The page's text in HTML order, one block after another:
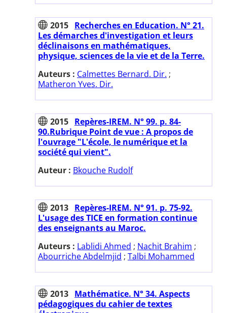
2015 Recherches en Education. N° 21.
Les démarches d'investigation et leurs
déclinaisons en mathématiques,
physique, sciences de la vie et de la Terre.
Auteurs : Calmettes Bernard. Dir. ;
Matheron Yves. Dir.
2015 Repères-IREM. N° 99. p. 84-
90.Rubrique Point de vue : A propos de
l'ouvrage "L'école, le numérique et la
société qui vient".
Auteur : Bkouche Rudolf
2013 Repères-IREM. N° 91. p. 75-92.
L'usage des TICE en formation continue
des enseignants au Maroc.
Auteurs : Lablidi Ahmed ; Nachit Brahim ;
Abourriche Abdelmjid ; Talbi Mohammed
2013 Mathématice. N° 34. Aspects
pédagogiques du cahier de textes